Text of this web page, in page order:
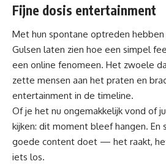
Fijne dosis entertainment
Met hun spontane optreden hebben
Gulsen laten zien hoe een simpel
een online fenomeen. Het zwoele
zette mensen aan het praten en
entertainment in de timeline.
Of je het nu ongemakkelijk vond of
kijken: dit moment bleef hangen. En
goede content doet — het raakt,
iets los.